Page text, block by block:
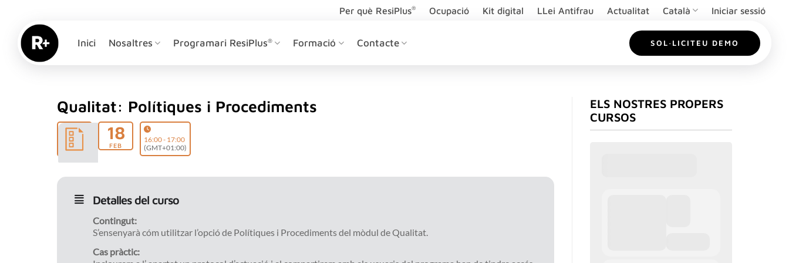
content
Per què ResiPlus® Ocupació Kit digital LLei Antifrau Actualitat Català Iniciar sessió
Inici Nosaltres Programari ResiPlus® Formació Contacte SOL·LICITEU DEMO
Qualitat: Polítiques i Procediments
18
FEB
16:00 - 17:00
(GMT+01:00)
Detalles del curso
Contingut:
S’ensenyarà cóm utilitzar l’opció de Polítiques i Procediments del mòdul de Qualitat.
Cas pràctic:
ELS NOSTRES PROPERS
CURSOS